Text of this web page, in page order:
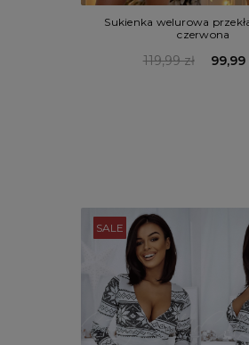
Sukienka welurowa
czerwona
119,99 zł 99,99
SALE